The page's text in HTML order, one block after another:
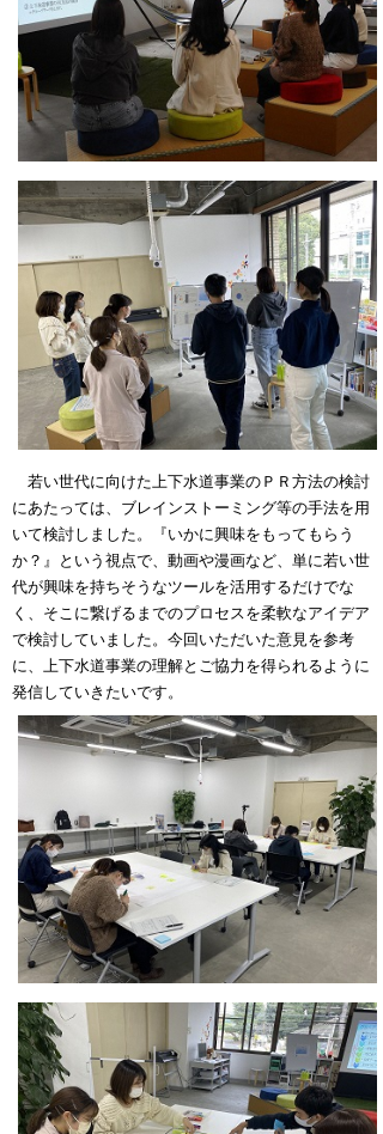
若い世代に向けた上下水道事業のＰＲ方法の検討
にあたっては、ブレインストーミング等の手法を用
いて検討しました。『いかに興味をもってもらう
か？』という視点で、動画や漫画など、単に若い世
代が興味を持ちそうなツールを活用するだけでな
く、そこに繋げるまでのプロセスを柔軟なアイデア
で検討していました。今回いただいた意見を参考
に、上下水道事業の理解とご協力を得られるように
発信していきたいです。